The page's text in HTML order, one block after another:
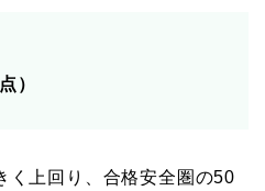
）
く上回り、合格安全圏の50